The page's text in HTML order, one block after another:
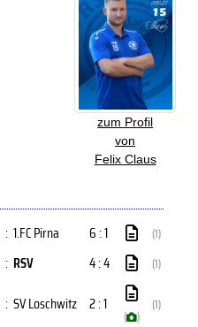
zum Profil
von
Felix Claus
: 1.FC Pirna 6 : 1 (1)
: RSV 4 : 4 (1)
: SV Loschwitz 2 : 1
( )
(1)